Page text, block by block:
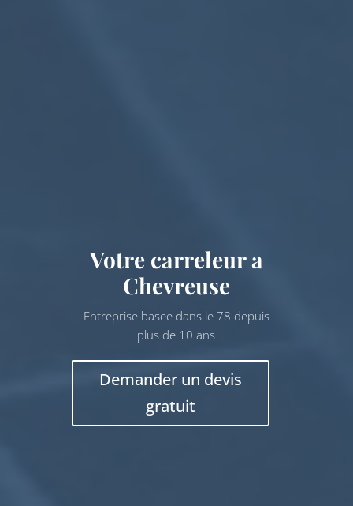
Votre carreleur a
Chevreuse
Entreprise basee dans le 78 depuis
plus de 10 ans
Demander un devis
gratuit